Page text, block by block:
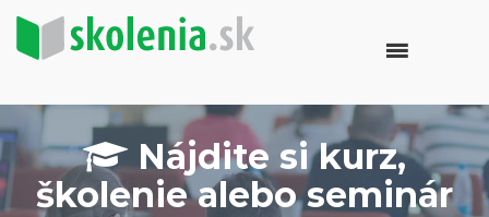
Nájdite si kurz,
školenie alebo seminár